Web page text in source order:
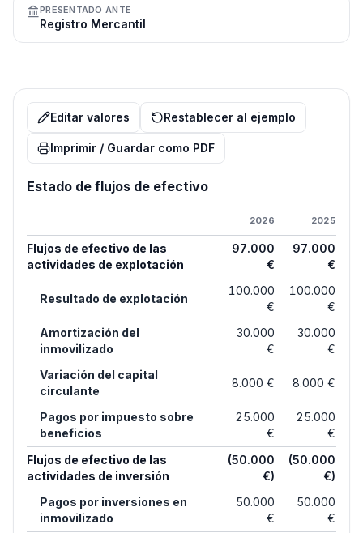
PRESENTADO ANTE
Registro Mercantil
Editar valores Restablecer al ejemplo
Imprimir / Guardar como PDF
Estado de flujos de efectivo
2026 2025
Flujos de efectivo de las
actividades de explotación
97.000
€
97.000
€
Resultado de explotación
100.000
€
100.000
€
Amortización del
inmovilizado
30.000
€
30.000
€
Variación del capital
circulante
8.000 € 8.000 €
Pagos por impuesto sobre
beneficios
25.000
€
25.000
€
Flujos de efectivo de las
actividades de inversión
(50.000
€)
(50.000
€)
Pagos por inversiones en
inmovilizado
50.000
€
50.000
€